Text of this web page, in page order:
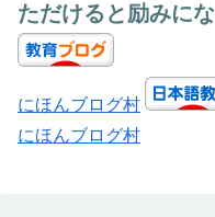
ただけると励みにな
にほんブログ村
にほんブログ村